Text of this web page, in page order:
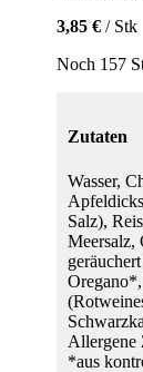
3,85 € / Stk
Noch 157
Zutaten
Wasser,
Salz),
Meersalz,
Allergene
*aus